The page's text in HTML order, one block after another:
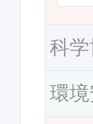
科
環